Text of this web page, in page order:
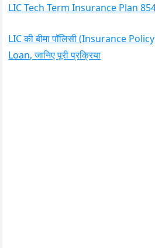
LIC Tech Term Insurance Plan
LIC की बीमा पॉलिसी (Insurance
Loan, जानिए पूरी प्रक्रिया